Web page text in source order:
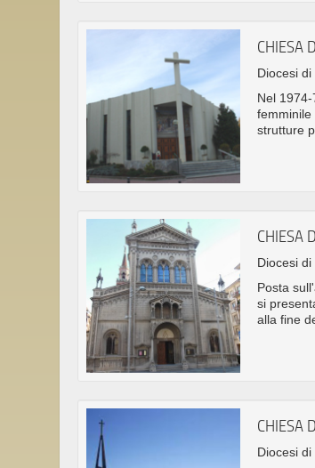
CHIESA
Diocesi
Nel
strutture
CHIESA
Diocesi
Posta
si
alla fine
CHIESA
Diocesi